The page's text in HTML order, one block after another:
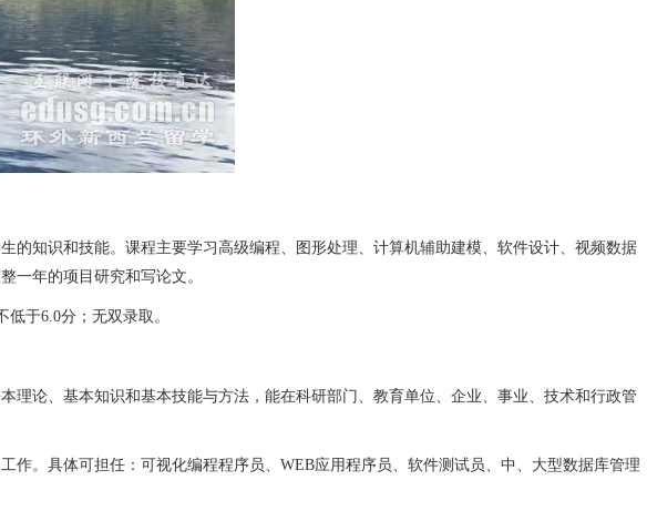
知识和技能。课程主要学习高级编程、图形处理、计算机辅助建模、软件设计、视频数据
一年的项目研究和写论文。
于6.0分；无双录取。
论、基本知识和基本技能与方法，能在科研部门、教育单位、企业、事业、技术和行政管
。具体可担任：可视化编程程序员、WEB应用程序员、软件测试员、中、大型数据库管理